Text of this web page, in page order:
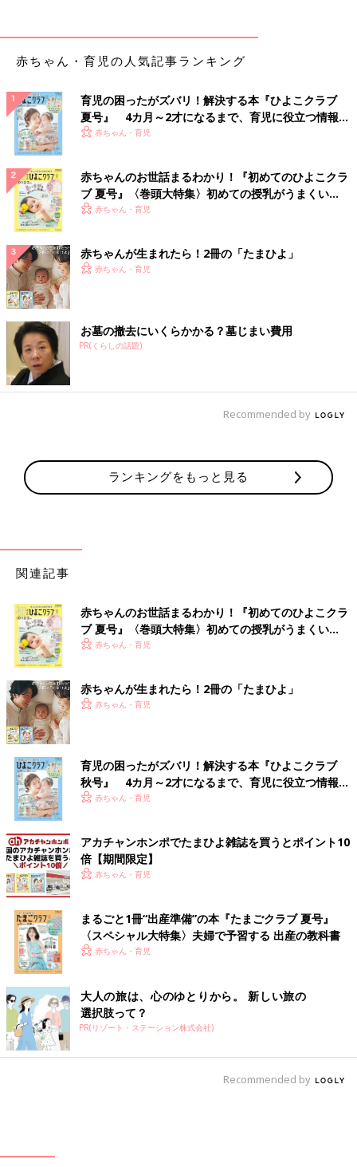
赤ちゃん・育児の人気記事ランキング
育児の困ったがズバリ！解決する本『ひよこクラブ
夏号』 4カ月～2才になるまで、育児に役立つ情報が
いっぱい！
赤ちゃん・育児
赤ちゃんのお世話まるわかり！『初めてのひよこクラ
ブ 夏号』〈巻頭大特集〉初めての授乳がうまくい
く！ おっぱい・ミルクの基本と夏のトラブル 解決テ
赤ちゃん・育児
赤ちゃんが生まれたら！2冊の「たまひよ」
赤ちゃん・育児
お墓の撤去にいくらかかる？墓じまい費用
PR(くらしの話題)
Recommended by
ランキングをもっと見る
関連記事
赤ちゃんのお世話まるわかり！『初めてのひよこクラ
ブ 夏号』〈巻頭大特集〉初めての授乳がうまくい
く！ おっぱい・ミルクの基本と夏のトラブル 解決テ
赤ちゃん・育児
赤ちゃんが生まれたら！2冊の「たまひよ」
赤ちゃん・育児
育児の困ったがズバリ！解決する本『ひよこクラブ
秋号』 4カ月～2才になるまで、育児に役立つ情報が
いっぱい！
赤ちゃん・育児
アカチャンホンポでたまひよ雑誌を買うとポイント10
倍【期間限定】
赤ちゃん・育児
まるごと1冊“出産準備”の本『たまごクラブ 夏号』
〈スペシャル大特集〉夫婦で予習する 出産の教科書
赤ちゃん・育児
大人の旅は、心のゆとりから。 新しい旅の
選択肢って？
PR(リゾート・ステーション株式会社)
Recommended by